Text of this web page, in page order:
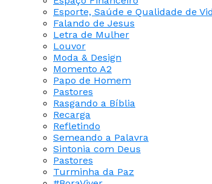
Esporte, Saúde e Qualidade de
Falando de Jesus
Letra de Mulher
Louvor
Moda & Design
Momento A2
Papo de Homem
Pastores
Rasgando a Bíblia
Recarga
Refletindo
Semeando a Palavra
Sintonia com Deus
Pastores
Turminha da Paz